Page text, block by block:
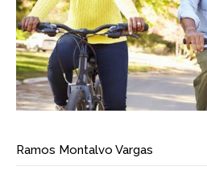
Ramos Montalvo Vargas